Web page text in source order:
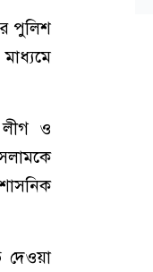
পুলিশ
লীগ ও